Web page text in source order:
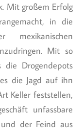
Mit großem Erfolg
in die
mexikanischen
Mit so
die Drogendepots
die Jagd auf ihn
Keller feststellen,
unfassbare
der Feind aus